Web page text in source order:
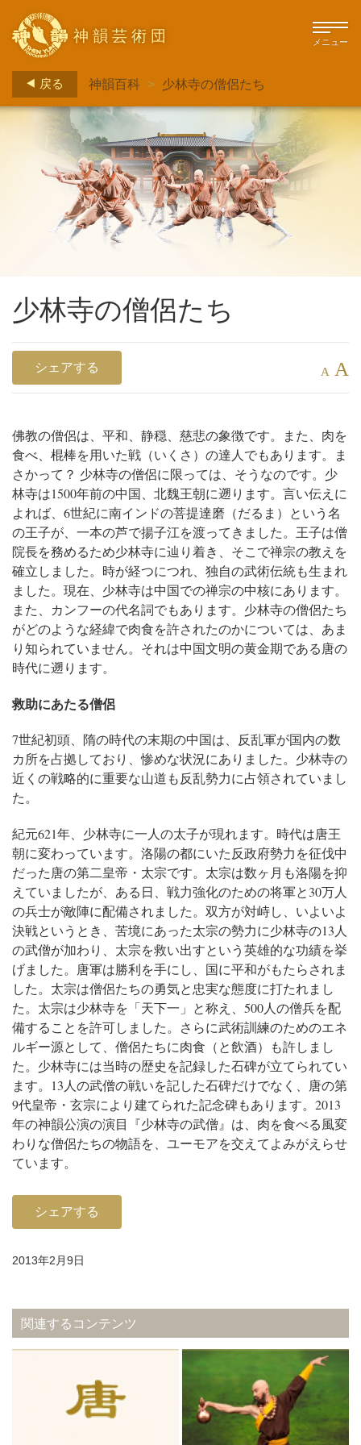
神韻芸術団 メニュー
戻る 神韻百科 > 少林寺の僧侶たち
少林寺の僧侶たち
シェアする A A
佛教の僧侶は、平和、静穏、慈悲の象徴です。また、肉を
食べ、棍棒を用いた戦（いくさ）の達人でもあります。ま
さかって？ 少林寺の僧侶に限っては、そうなのです。 少
林寺は1500年前の中国、北魏王朝に遡ります。言い伝えに
よれば、6世紀に南インドの菩提達磨（だるま）という名
の王子が、一本の芦で揚子江を渡ってきました。王子は僧
院長を務めるため少林寺に辿り着き、そこで禅宗の教えを
確立しました。時が経つにつれ、独自の武術伝統も生まれ
ました。 現在、少林寺は中国での禅宗の中核にあります。
また、カンフーの代名詞でもあります。 少林寺の僧侶たち
がどのような経緯で肉食を許されたのかについては、あま
り知られていません。それは中国文明の黄金期である唐の
時代に遡ります。
救助にあたる僧侶
7世紀初頭、隋の時代の末期の中国は、反乱軍が国内の数
カ所を占拠しており、惨めな状況にありました。少林寺の
近くの戦略的に重要な山道も反乱勢力に占領されていまし
た。
紀元621年、少林寺に一人の太子が現れます。時代は唐王
朝に変わっています。洛陽の都にいた反政府勢力を征伐中
だった唐の第二皇帝・太宗です。太宗は数ヶ月も洛陽を抑
えていましたが、ある日、戦力強化のための将軍と30万人
の兵士が敵陣に配備されました。 双方が対峙し、いよいよ
決戦というとき、苦境にあった太宗の勢力に少林寺の13人
の武僧が加わり、太宗を救い出すという英雄的な功績を挙
げました。唐軍は勝利を手にし、国に平和がもたらされま
した。 太宗は僧侶たちの勇気と忠実な態度に打たれまし
た。 太宗は少林寺を「天下一」と称え、500人の僧兵を配
備することを許可しました。さらに武術訓練のためのエネ
ルギー源として、僧侶たちに肉食（と飲酒）も許しまし
た。 少林寺には当時の歴史を記録した石碑が立てられてい
ます。13人の武僧の戦いを記した石碑だけでなく、唐の第
9代皇帝・玄宗により建てられた記念碑もあります。 2013
年の神韻公演の演目『少林寺の武僧』は、肉を食べる風変
わりな僧侶たちの物語を、ユーモアを交えてよみがえらせ
ています。
シェアする
2013年2月9日
関連するコンテンツ